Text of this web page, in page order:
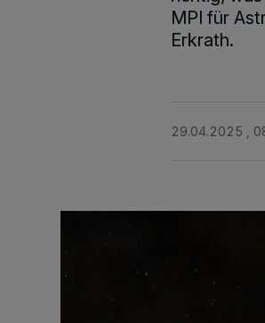
MPI für
Erkrath.
29.04.2025 ,